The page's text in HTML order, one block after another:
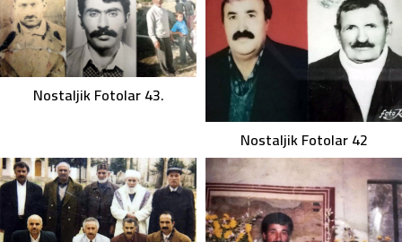
Nostaljik Fotolar 43.
Nostaljik Fotolar 42